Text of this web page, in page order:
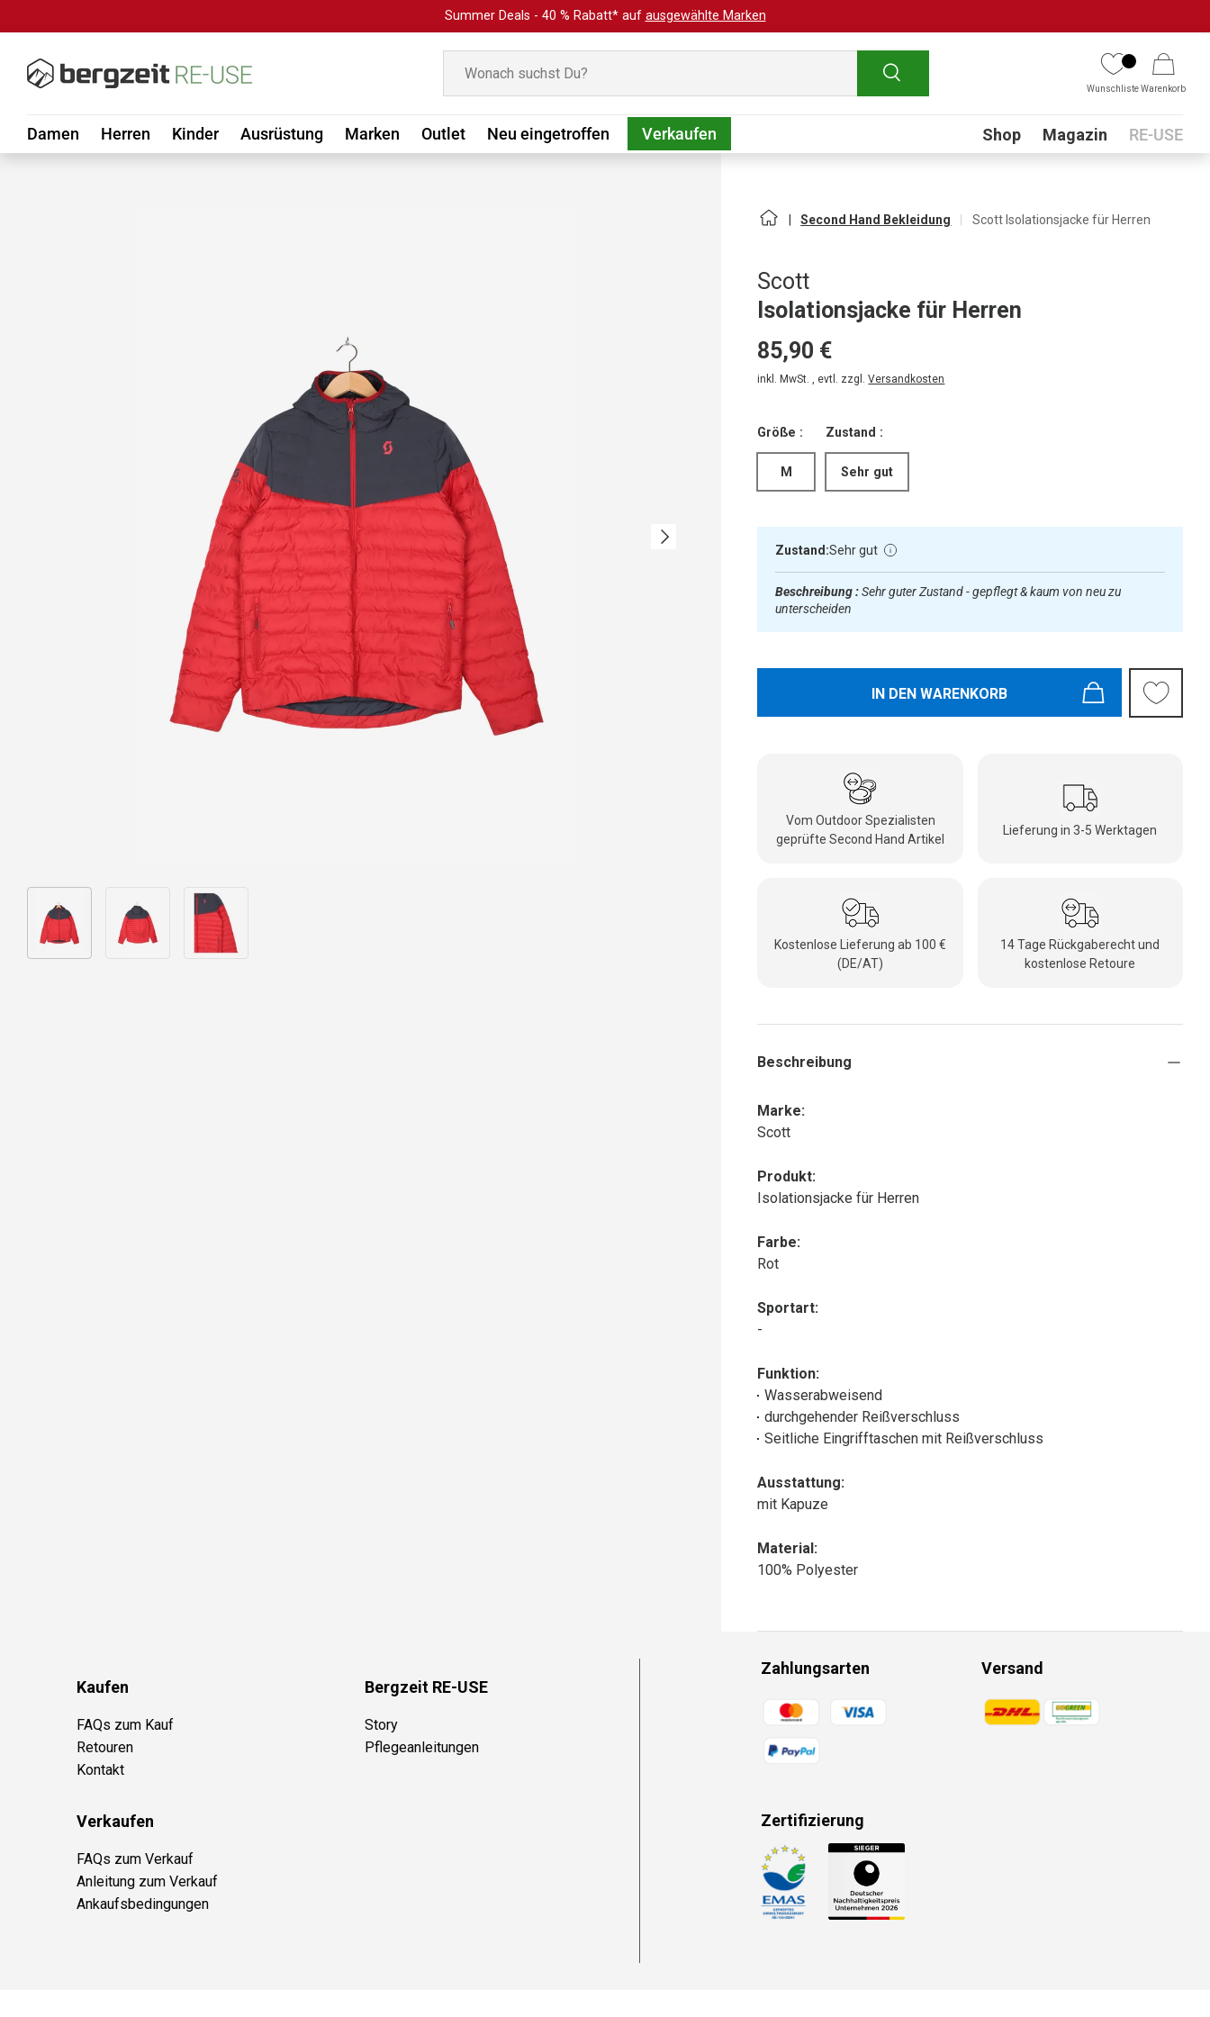
Summer Deals - 40 % Rabatt* auf ausgewählte Marken
Suchen
WunschlisteWarenkorb
Damen Herren Kinder Ausrüstung Marken Outlet Neu eingetroffen Verkaufen Submenu
Shop Magazin RE-USE
Nächste
Bild 1 in Galerieansicht laden
Second Hand Bekleidung Scott Isolationsjacke für Herren
Scott
Isolationsjacke für Herren
85,90 €
inkl. MwSt. , evtl. zzgl.Versandkosten
Größe :
M
Zustand :
Sehr gut
Zustand:Sehr gut
Beschreibung :Sehr guter Zustand - gepflegt & kaum von neu zu
unterscheiden
IN DEN WARENKORB
Vom Outdoor Spezialisten
geprüfte Second Hand Artikel
Lieferung in 3-5 Werktagen
Kostenlose Lieferung ab 100 €
(DE/AT)
14 Tage Rückgaberecht und
kostenlose Retoure
Beschreibung
Marke:
Scott
Produkt:
Isolationsjacke für Herren
Farbe:
Rot
Sportart:
-
Funktion:
Wasserabweisend
durchgehender Reißverschluss
Seitliche Eingrifftaschen mit Reißverschluss
Ausstattung:
mit Kapuze
Material:
100% Polyester
Kaufen
FAQs zum Kauf
Retouren
Kontakt
Bergzeit RE-USE
Story
Pflegeanleitungen
Verkaufen
FAQs zum Verkauf
Anleitung zum Verkauf
Ankaufsbedingungen
Zahlungsarten
Zahlungsmethoden
Versand
Zahlungsmethoden
Zertifizierung
Zahlungsmethoden